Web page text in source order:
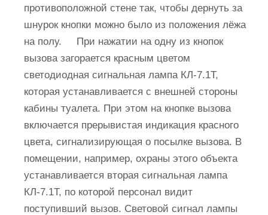
противоположной стене так, чтобы дернуть за
шнурок кнопки можно было из положения лёжа
на полу. При нажатии на одну из кнопок
вызова загорается красным цветом
светодиодная сигнальная лампа КЛ-7.1T,
которая устанавливается с внешней стороны
кабины туалета. При этом на кнопке вызова
включается прерывистая индикация красного
цвета, сигнализирующая о посылке вызова. В
помещении, например, охраны этого объекта
устанавливается вторая сигнальная лампа
КЛ-7.1T, по которой персонал видит
поступивший вызов. Световой сигнал лампы